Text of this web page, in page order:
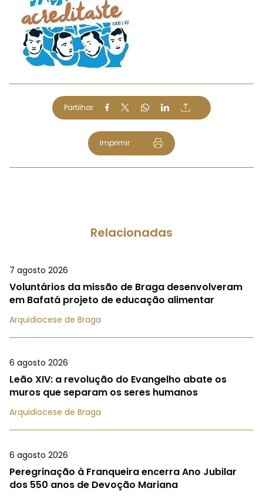
Partilhar
Imprimir
Relacionadas
7 agosto 2026
Voluntários da missão de Braga desenvolveram
em Bafatá projeto de educação alimentar
Arquidiocese de Braga
6 agosto 2026
Leão XIV: a revolução do Evangelho abate os
muros que separam os seres humanos
Arquidiocese de Braga
6 agosto 2026
Peregrinação à Franqueira encerra Ano Jubilar
dos 550 anos de Devoção Mariana